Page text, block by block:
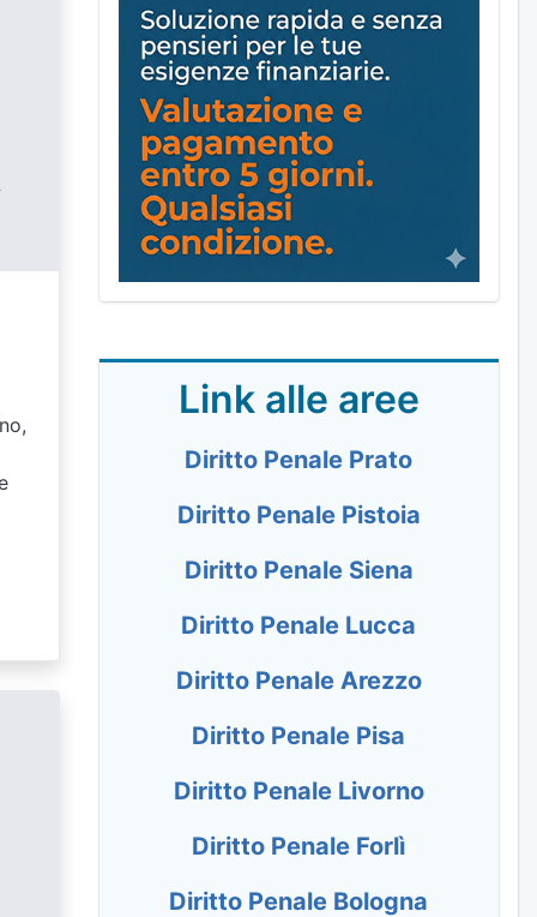
Link alle aree
Diritto Penale Prato
Diritto Penale Pistoia
Diritto Penale Siena
Diritto Penale Lucca
Diritto Penale Arezzo
Diritto Penale Pisa
Diritto Penale Livorno
Diritto Penale Forlì
Diritto Penale Bologna